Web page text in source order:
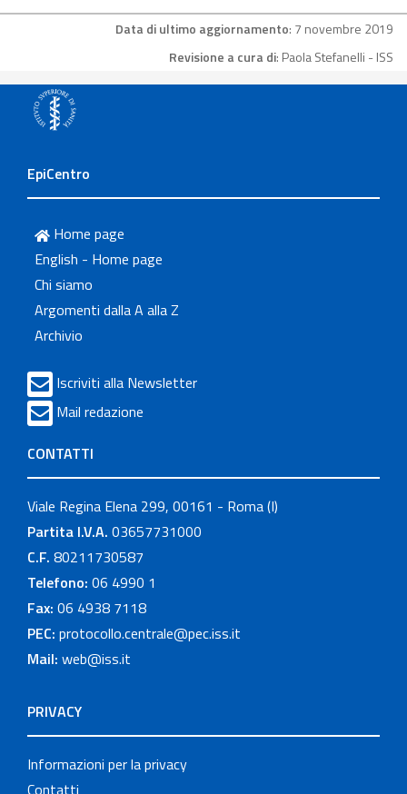
Data di ultimo aggiornamento: 7 novembre 2019
Revisione a cura di: Paola Stefanelli - ISS
EpiCentro
Home page
English - Home page
Chi siamo
Argomenti dalla A alla Z
Archivio
Iscriviti alla Newsletter
Mail redazione
CONTATTI
Viale Regina Elena 299, 00161 - Roma (I)
Partita I.V.A. 03657731000
C.F. 80211730587
Telefono: 06 4990 1
Fax: 06 4938 7118
PEC: protocollo.centrale@pec.iss.it
Mail: web@iss.it
PRIVACY
Informazioni per la privacy